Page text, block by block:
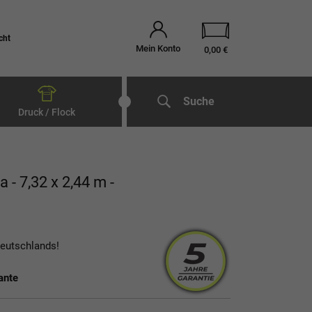
Mein Konto 0,00 €
Druck / Flock
Suche
- 7,32 x 2,44 m -